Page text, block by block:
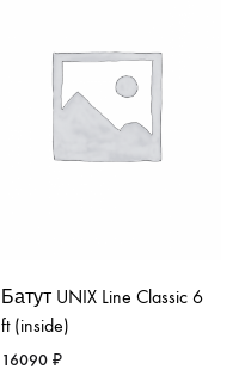
Батут UNIX Line Classic 6
ft (inside)
16090 ₽